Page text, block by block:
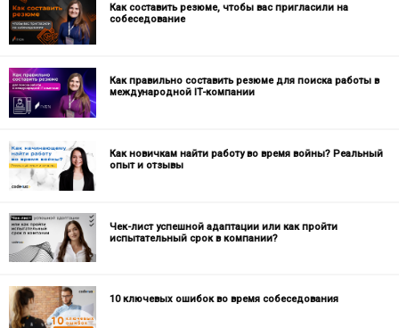
Как составить резюме, чтобы вас пригласили на
собеседование
Как правильно составить резюме для поиска работы в
международной IT-компании
Как новичкам найти работу во время войны? Реальный
опыт и отзывы
Чек-лист успешной адаптации или как пройти
испытательный срок в компании?
10 ключевых ошибок во время собеседования